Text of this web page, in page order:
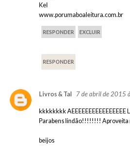
Kel
www.porumaboaleitura.com.br
RESPONDER EXCLUIR
RESPONDER
Livros & Tal 7 de abril de 2015
kkkkkkkk
Parabens lindão!!!!!!!! Aproveita
beijos